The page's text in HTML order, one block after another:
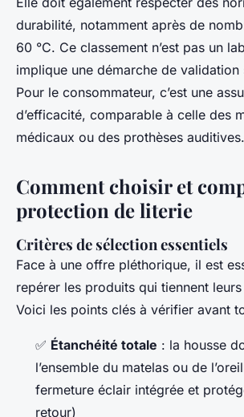
durabilité, notamment après de
60 °C. Ce classement n’est pas un
implique une démarche de validation
Pour le consommateur, c’est une
d’efficacité, comparable à celle des
médicaux ou des prothèses auditives.
Comment choisir et
protection de literie
Critères de sélection essentiels
Face à une offre pléthorique, il est
repérer les produits qui tiennent
Voici les points clés à vérifier avant
✅ Étanchéité totale : la housse
l’ensemble du matelas ou de
fermeture éclair intégrée et
retour)